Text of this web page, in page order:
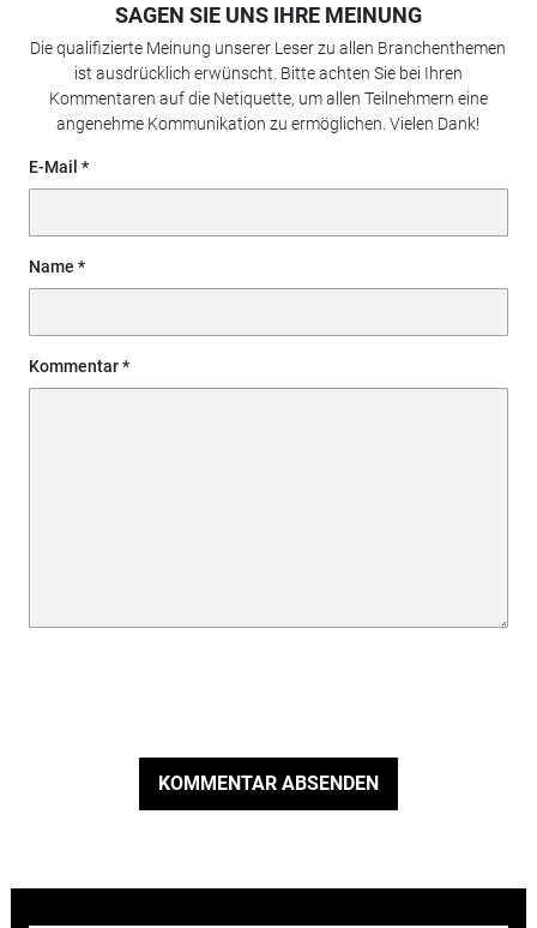
SAGEN SIE UNS IHRE MEINUNG
Die qualifizierte Meinung unserer Leser zu allen Branchenthemen
ist ausdrücklich erwünscht. Bitte achten Sie bei Ihren
Kommentaren auf die Netiquette, um allen Teilnehmern eine
angenehme Kommunikation zu ermöglichen. Vielen Dank!
E-Mail
Name
Kommentar
KOMMENTAR ABSENDEN